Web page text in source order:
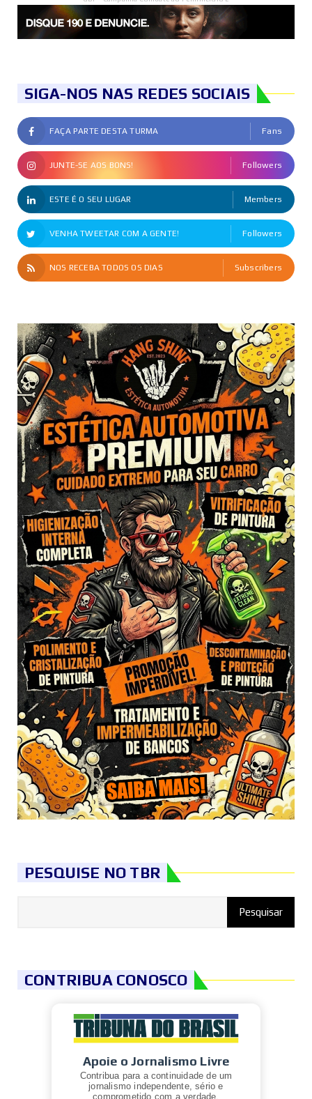
SIGA-NOS NAS REDES SOCIAIS
FAÇA PARTE DESTA TURMA Fans
JUNTE-SE AOS BONS! Followers
ESTE É O SEU LUGAR Members
VENHA TWEETAR COM A GENTE! Followers
NOS RECEBA TODOS OS DIAS Subscribers
PESQUISE NO TBR
CONTRIBUA CONOSCO
Apoie o Jornalismo Livre
Contribua para a continuidade de um
jornalismo independente, sério e
comprometido com a verdade.